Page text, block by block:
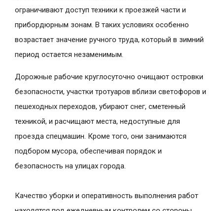
ограничивают доступ техники к проезжей части и
прибордюрным зонам. В таких условиях особенно
возрастает значение ручного труда, который в зимний
период остается незаменимым.
Дорожные рабочие круглосуточно очищают островки
безопасности, участки тротуаров вблизи светофоров и
пешеходных переходов, убирают снег, сметенный
техникой, и расчищают места, недоступные для
проезда спецмашин. Кроме того, они занимаются
подбором мусора, обеспечивая порядок и
безопасность на улицах города.
Качество уборки и оперативность выполнения работ